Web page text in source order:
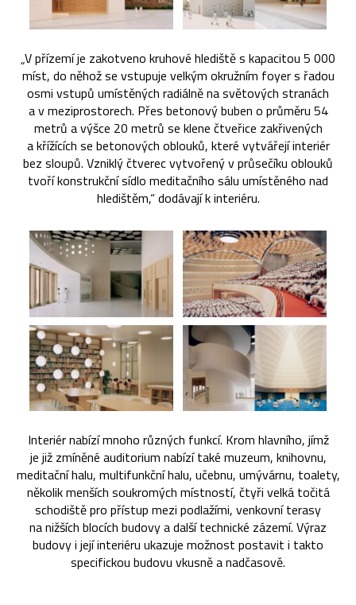
„V přízemí je zakotveno kruhové hlediště s kapacitou 5 000
míst, do něhož se vstupuje velkým okružním foyer s řadou
osmi vstupů umístěných radiálně na světových stranách
a v meziprostorech. Přes betonový buben o průměru 54
metrů a výšce 20 metrů se klene čtveřice zakřivených
a křížících se betonových oblouků, které vytvářejí interiér
bez sloupů. Vzniklý čtverec vytvořený v průsečíku oblouků
tvoří konstrukční sídlo meditačního sálu umístěného nad
hledištěm,“ dodávají k interiéru.
Interiér nabízí mnoho různých funkcí. Krom hlavního, jímž
je již zmíněné auditorium nabízí také muzeum, knihovnu,
meditační halu, multifunkční halu, učebnu, umývárnu, toalety,
několik menších soukromých místností, čtyři velká točitá
schodiště pro přístup mezi podlažími, venkovní terasy
na nižších blocích budovy a další technické zázemí. Výraz
budovy i její interiéru ukazuje možnost postavit i takto
specifickou budovu vkusně a nadčasově.